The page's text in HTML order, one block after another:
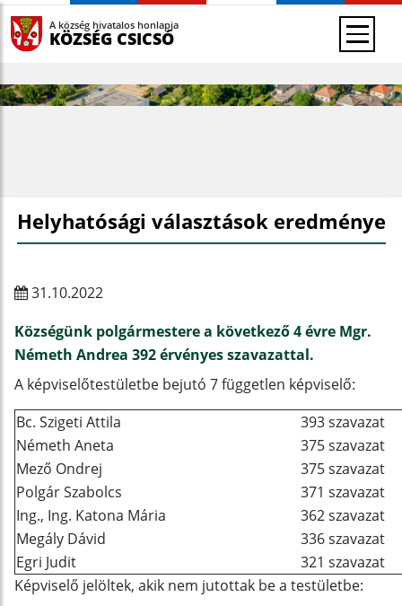
A község hivatalos honlapja
KÖZSÉG CSICSÓ
Helyhatósági választások eredménye
31.10.2022
Községünk polgármesterea következő 4 évre Mgr.
Németh Andrea 392érvényes szavazattal.
A képviselőtestületbe bejutó 7 független képviselő:
Bc. Szigeti Attila
393 szavazat
Németh Aneta
375 szavazat
Mező Ondrej
375 szavazat
Polgár Szabolcs
371 szavazat
Ing., Ing. Katona Mária
362 szavazat
Megály Dávid
336 szavazat
Egri Judit
321 szavazat
Képviselő jelöltek, akik nem jutottak be a testületbe: